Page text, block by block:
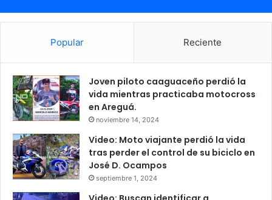
Popular Reciente
Joven piloto caaguaceño perdió la
vida mientras practicaba motocross
en Areguá.
noviembre 14, 2024
Video: Moto viajante perdió la vida
tras perder el control de su biciclo en
José D. Ocampos
septiembre 1, 2024